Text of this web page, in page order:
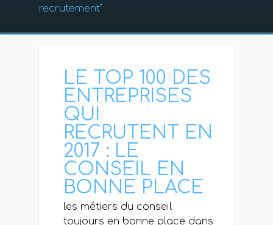
recrutement"
LE TOP 100 DES
ENTREPRISES
QUI
RECRUTENT EN
2017 : LE
CONSEIL EN
BONNE PLACE
les métiers du conseil
toujours en bonne place dans